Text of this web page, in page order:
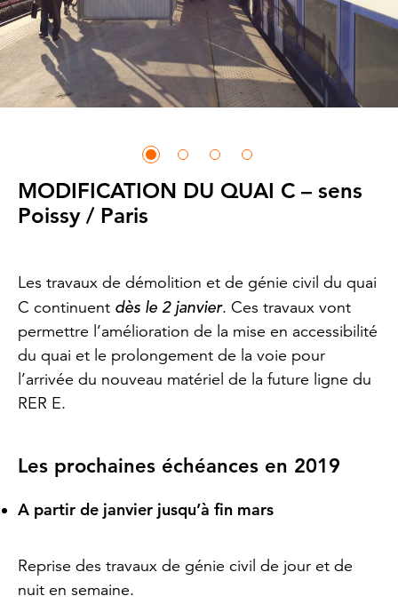
MODIFICATION DU QUAI C – sens
Poissy / Paris
Les travaux de démolition et de génie civil du quai
C continuent dès le 2 janvier. Ces travaux vont
permettre l’amélioration de la mise en accessibilité
du quai et le prolongement de la voie pour
l’arrivée du nouveau matériel de la future ligne du
RER E.
Les prochaines échéances en 2019
A partir de janvier jusqu’à fin mars
Reprise des travaux de génie civil de jour et de
nuit en semaine.